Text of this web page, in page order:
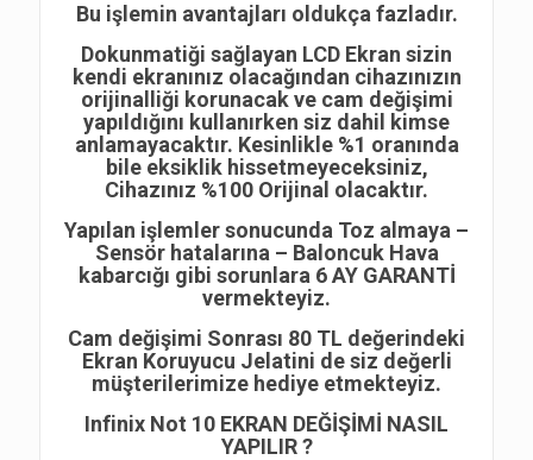
Bu işlemin avantajları oldukça fazladır.
Dokunmatiği sağlayan LCD Ekran sizin
kendi ekranınız olacağından cihazınızın
orijinalliği korunacak ve cam değişimi
yapıldığını kullanırken siz dahil kimse
anlamayacaktır. Kesinlikle %1 oranında
bile eksiklik hissetmeyeceksiniz,
Cihazınız %100 Orijinal olacaktır.
Yapılan işlemler sonucunda Toz almaya –
Sensör hatalarına – Baloncuk Hava
kabarcığı gibi sorunlara 6 AY GARANTİ
vermekteyiz.
Cam değişimi Sonrası 80 TL değerindeki
Ekran Koruyucu Jelatini de siz değerli
müşterilerimize hediye etmekteyiz.
Infinix Not 10 EKRAN DEĞİŞİMİ NASIL
YAPILIR ?